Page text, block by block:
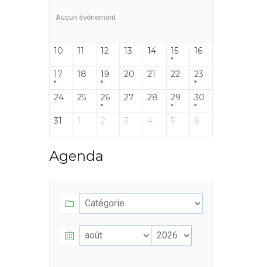
Aucun événement
10 11 12 13 14 15 16
17 18 19 20 21 22 23
24 25 26 27 28 29 30
31 1 2 3 4 5 6
Agenda